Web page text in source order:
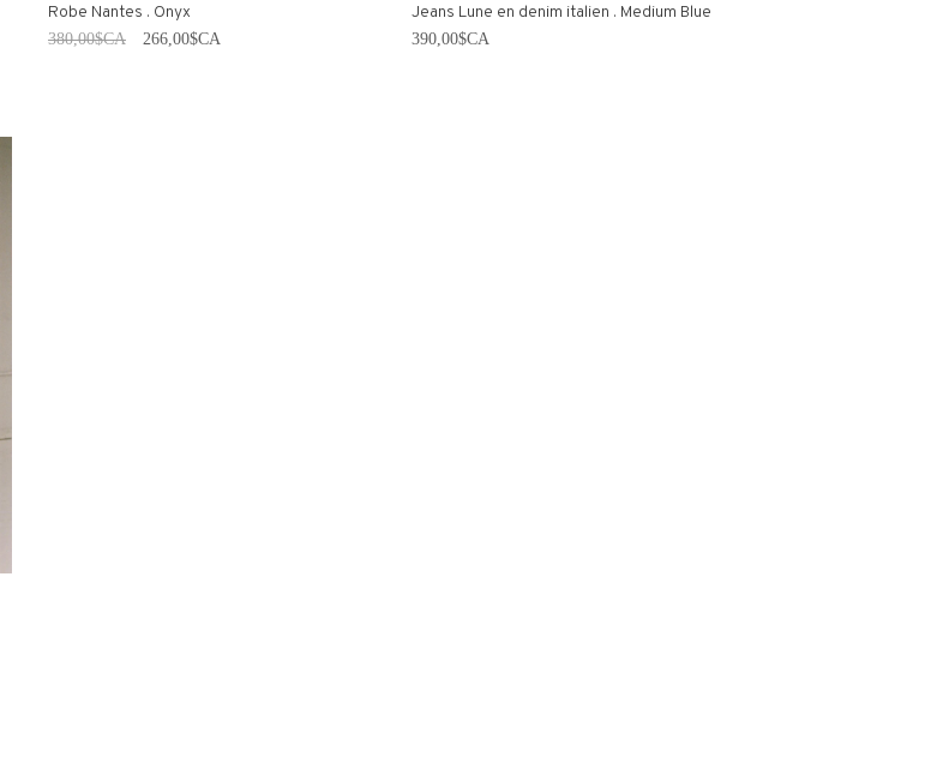
Robe Nantes . Onyx
380,00$CA 266,00$CA
Jeans Lune en denim italien . Medium Blue
390,00$CA